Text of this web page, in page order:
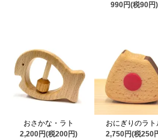
990円(税90円)
おさかな・ラト
2,200円(税200円)
おにぎりのラト
2,750円(税250